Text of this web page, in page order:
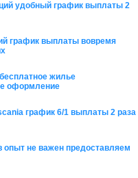
удобный график выплаты 2
график выплаты вовремя
жилье
оформление
график 6/1 выплаты 2 раза
опыт не важен предоставляем